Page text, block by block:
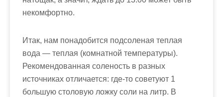
некомфортно.
Итак, нам понадобится подсоленая теплая
вода — теплая (комнатной температуры).
Рекомендованная соленость в разных
источниках отличается: где-то советуют 1
большую столовую ложку соли на литр. В